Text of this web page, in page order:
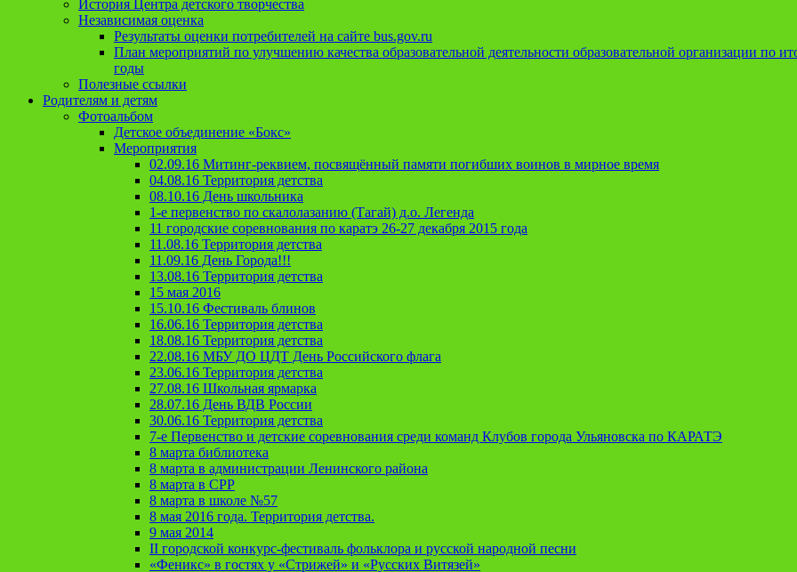
История Центра детского творчества
Независимая оценка
Результаты оценки потребителей на сайте bus.gov.ru
План мероприятий по улучшению качества образовательной деятельности образовательной организации по
годы
Полезные ссылки
Родителям и детям
Фотоальбом
Детское объединение «Бокс»
Мероприятия
02.09.16 Митинг-реквием, посвящённый памяти погибших воинов в мирное время
04.08.16 Территория детства
08.10.16 День школьника
1-е первенство по скалолазанию (Тагай) д.о. Легенда
11 городские соревнования по каратэ 26-27 декабря 2015 года
11.08.16 Территория детства
11.09.16 День Города!!!
13.08.16 Территория детства
15 мая 2016
15.10.16 Фестиваль блинов
16.06.16 Территория детства
18.08.16 Территория детства
22.08.16 МБУ ДО ЦДТ День Российского флага
23.06.16 Территория детства
27.08.16 Школьная ярмарка
28.07.16 День ВДВ России
30.06.16 Территория детства
7-е Первенство и детские соревнования среди команд Клубов города Ульяновска по КАРАТЭ
8 марта библиотека
8 марта в администрации Ленинского района
8 марта в СРР
8 марта в школе №57
8 мая 2016 года. Территория детства.
9 мая 2014
II городской конкурс-фестиваль фольклора и русской народной песни
«Феникс» в гостях у «Стрижей» и «Русских Витязей»